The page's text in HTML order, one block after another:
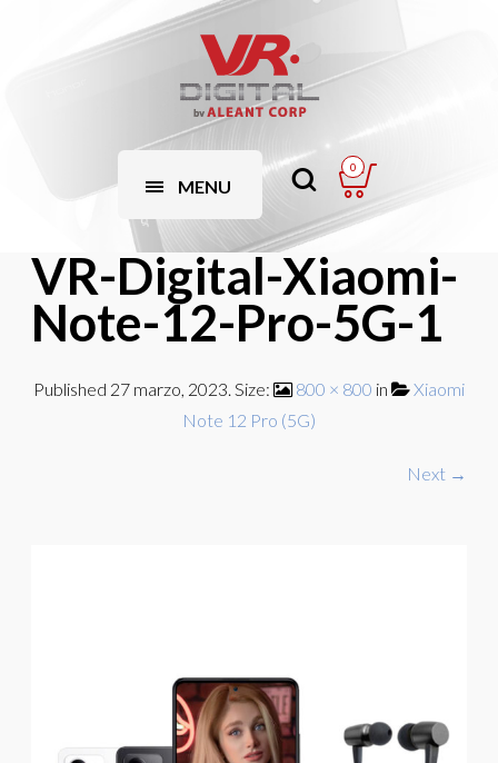
MENU
0
VR-Digital-Xiaomi-
Note-12-Pro-5G-1
Published 27 marzo, 2023. Size: 800 × 800 in
Xiaomi
Note 12 Pro (5G)
Next →